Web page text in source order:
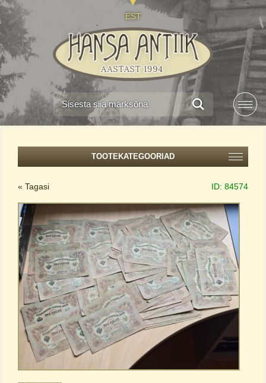
EST
TOOTEKATEGOORIAD
« Tagasi ID: 84574